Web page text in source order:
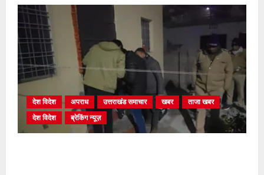
देश विदेश अपराध उत्तराखंड समाचार खबर
ताजा खबर
देश विदेश
ब्रेकिंग न्यूज़